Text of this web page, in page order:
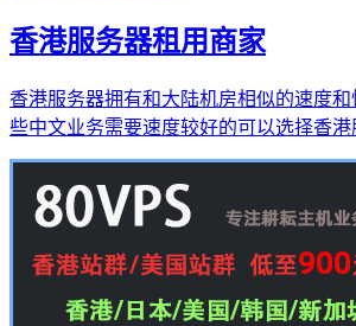
香港服务器租用商家
香港服务器拥有和大陆机房相似的速度
些中文业务需要速度较好的可以选择香港